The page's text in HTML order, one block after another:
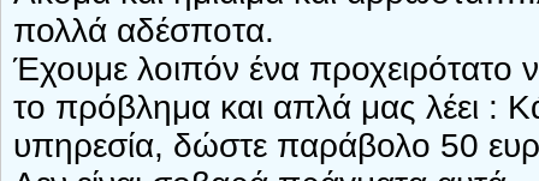
πολλά αδέσποτα.
Έχουμε λοιπόν ένα προχειρότατο
το πρόβλημα και απλά μας λέει :
υπηρεσία, δώστε παράβολο 50